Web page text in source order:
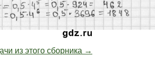
из этого сборника →